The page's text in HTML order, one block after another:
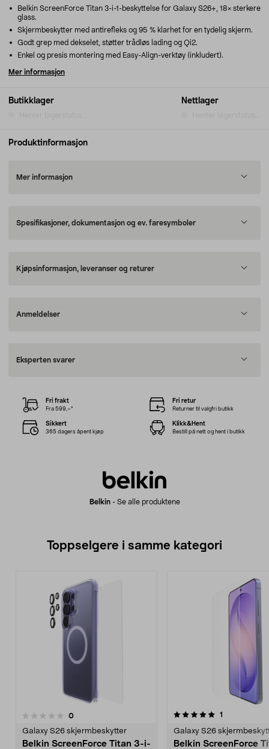
Butikklager Nettlager
Belkin ScreenForce Titan 3-i-1-beskyttelse for Galaxy S26+, 18× sterkere
glass.
Skjermbeskytter med antirefleks og 95 % klarhet for en tydelig skjerm.
Godt grep med dekselet, støtter trådløs lading og Qi2.
Enkel og presis montering med Easy-Align-verktøy (inkludert).
Mer informasjon
Produktinformasjon
Mer informasjon
Spesifikasjoner, dokumentasjon og ev. faresymboler
Kjøpsinformasjon, leveranser og returer
Anmeldelser
Eksperten svarer
Belkin- Se alle produktene
Fri frakt
Fra 599,–*
Fri retur
Returner til valgfri butikk
Sikkert
365 dagers åpent kjøp
Klikk&Hent
Bestill på nett og hent i butikk
Toppselgere i samme kategori
0anmeldelser
Galaxy S26 skjermbeskytter
Belkin ScreenForce Titan 3-i-
5.0 av 5 stjerner 1
Galaxy S26
Belkin ScreenForce
5.0 av 5 stjerner